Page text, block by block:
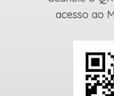
acesso ao